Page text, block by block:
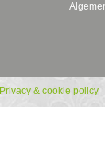
Privacy & cookie policy